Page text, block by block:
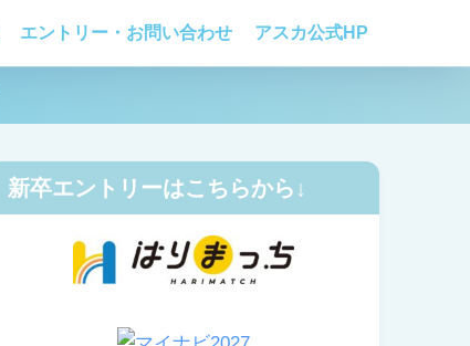
エントリー・お問い合わせ アスカ公式HP
新卒エントリーはこちらから↓